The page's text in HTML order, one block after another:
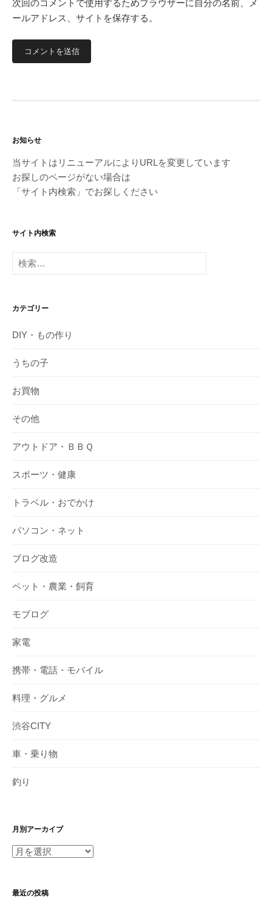
次回のコメントで使用するためブラウザーに自分の名前、メ
ールアドレス、サイトを保存する。
お知らせ
当サイトはリニューアルによりURLを変更しています
お探しのページがない場合は
「サイト内検索」でお探しください
サイト内検索
検
索:
カテゴリー
DIY・もの作り
うちの子
お買物
その他
アウトドア・ＢＢＱ
スポーツ・健康
トラベル・おでかけ
パソコン・ネット
ブログ改造
ペット・農業・飼育
モブログ
家電
携帯・電話・モバイル
料理・グルメ
渋谷CITY
車・乗り物
釣り
月別アーカイブ
月
ー
最近の投稿